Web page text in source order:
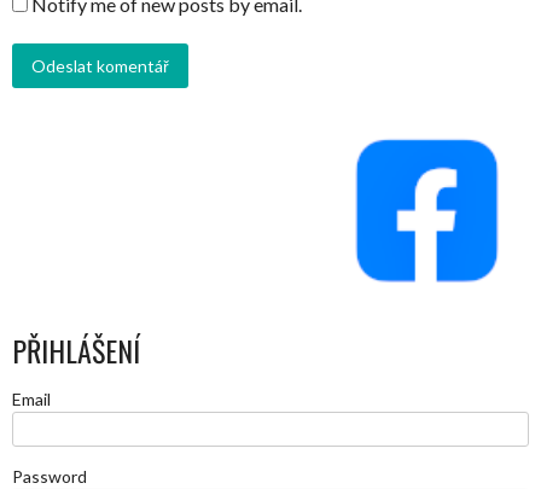
Notify me of new posts by email.
PŘIHLÁŠENÍ
Email
Password